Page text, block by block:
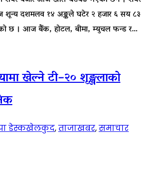
दशमलव १४ अङ्कले घटेर २ हजार ६ सय ८३
छ । आज बैंक, होटल, बीमा, म्युचल फन्ड र…
खेल्ने टी–२० शृङ्खलाको
डेस्कखेलकुद,ताजाखबर,समाचार